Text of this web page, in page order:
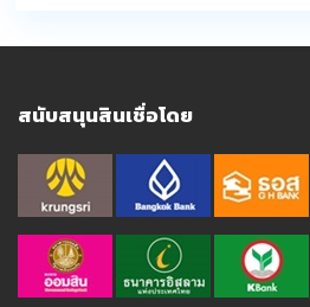
สนับสนุนสินเชื่อโดย